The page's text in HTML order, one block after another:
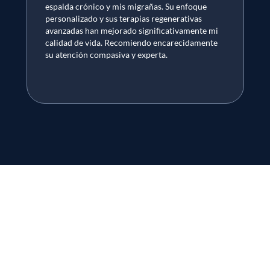
espalda crónico y mis migrañas. Su enfoque
personalizado y sus terapias regenerativas
avanzadas han mejorado significativamente mi
calidad de vida. Recomiendo encarecidamente
su atención compasiva y experta.